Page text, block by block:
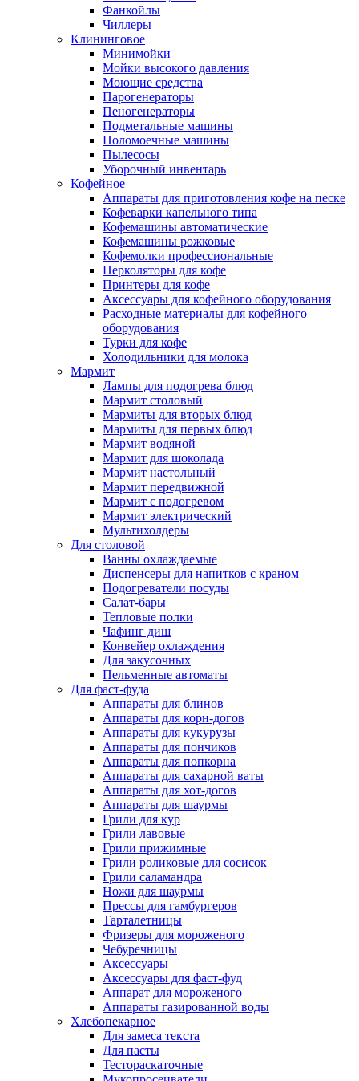
Фанкойлы
Чиллеры
Клининговое
Минимойки
Мойки высокого давления
Моющие средства
Парогенераторы
Пеногенераторы
Подметальные машины
Поломоечные машины
Пылесосы
Уборочный инвентарь
Кофейное
Аппараты для приготовления кофе на песке
Кофеварки капельного типа
Кофемашины автоматические
Кофемашины рожковые
Кофемолки профессиональные
Перколяторы для кофе
Принтеры для кофе
Аксессуары для кофейного оборудования
Расходные материалы для кофейного
оборудования
Турки для кофе
Холодильники для молока
Мармит
Лампы для подогрева блюд
Мармит столовый
Мармиты для вторых блюд
Мармиты для первых блюд
Мармит водяной
Мармит для шоколада
Мармит настольный
Мармит передвижной
Мармит с подогревом
Мармит электрический
Мультихолдеры
Для столовой
Ванны охлаждаемые
Диспенсеры для напитков с краном
Подогреватели посуды
Салат-бары
Тепловые полки
Чафинг диш
Конвейер охлаждения
Для закусочных
Пельменные автоматы
Для фаст-фуда
Аппараты для блинов
Аппараты для корн-догов
Аппараты для кукурузы
Аппараты для пончиков
Аппараты для попкорна
Аппараты для сахарной ваты
Аппараты для хот-догов
Аппараты для шаурмы
Грили для кур
Грили лавовые
Грили прижимные
Грили роликовые для сосисок
Грили саламандра
Ножи для шаурмы
Прессы для гамбургеров
Тарталетницы
Фризеры для мороженого
Чебуречницы
Аксессуары
Аксессуары для фаст-фуд
Аппарат для мороженого
Аппараты газированной воды
Хлебопекарное
Для замеса текста
Для пасты
Тестораскаточные